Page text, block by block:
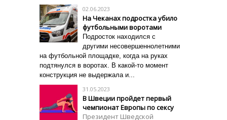
02.06.2023
На Чеканах подростка убило
футбольными воротами
Подросток находился с
другими несовершеннолетними
на футбольной площадке, когда на руках
подтянулся в воротах. В какой-то момент
конструкция не выдержала и...
31.05.2023
В Швеции пройдет первый
чемпионат Европы по сексу
Президент Шведской